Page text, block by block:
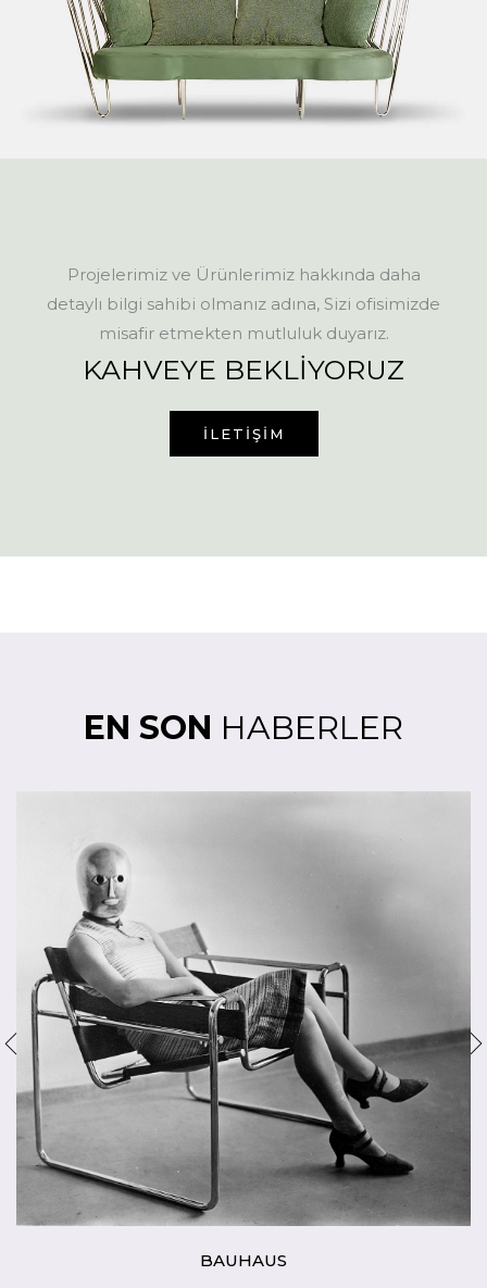
Projelerimiz ve Ürünlerimiz hakkında daha
detaylı bilgi sahibi olmanız adına, Sizi ofisimizde
misafir etmekten mutluluk duyarız.
KAHVEYE BEKLİYORUZ
İLETİŞİM
EN SON HABERLER
BAUHAUS